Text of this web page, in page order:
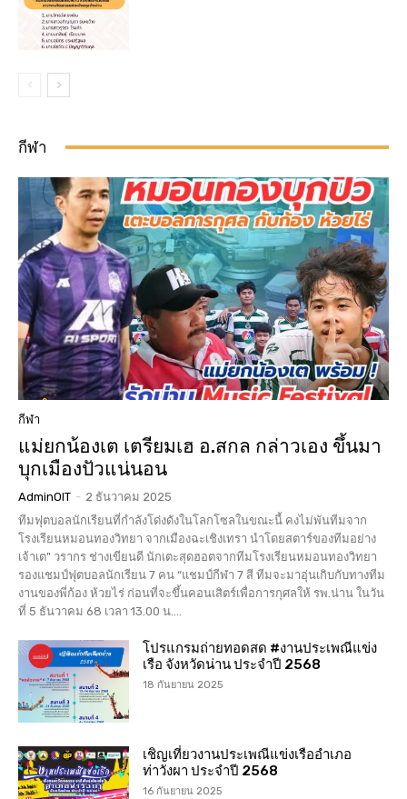
กีฬา
กีฬา
แม่ยกน้องเต เตรียมเฮ อ.สกล กล่าวเอง ขึ้นมา
บุกเมืองปัวแน่นอน
AdminOIT - 2 ธันวาคม 2025
ทีมฟุตบอลนักเรียนที่กำลังโด่งดังในโลกโซลในขณะนี้ คงไม่พันทีมจาก
โรงเรียนหมอนทองวิทยา จากเมืองฉะเชิงเทรา นำโดยสตาร์ของทีมอย่าง
เจ้าเต" วรากร ช่างเขียนดี นักเตะสุดฮอตจากทีมโรงเรียนหมอนทองวิทยา
รองแชมป์ฟุตบอลนักเรียน 7 คน “แชมป์กีฬา 7 สี ทีมจะมาอุ่นเกิบกับทางทีม
งานของพี่ก้อง ห้วยไร่ ก่อนที่จะขึ้นคอนเสิตร์เพื่อการกุศลให้ รพ.น่าน ในวัน
ที่ 5 ธันวาคม 68 เวลา 13.00 น....
โปรแกรมถ่ายทอดสด #งานประเพณีแข่ง
เรือ จังหวัดน่าน ประจำปี 2568
18 กันยายน 2025
เชิญเที่ยวงานประเพณีแข่งเรืออำเภอ
ท่าวังผา ประจำปี 2568
16 กันยายน 2025